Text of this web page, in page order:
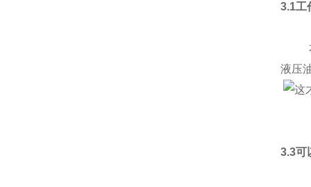
3.1工
本
液压
3.3可